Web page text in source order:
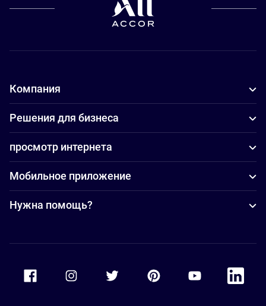
Компания
Решения для бизнеса
просмотр интернета
Мобильное приложение
Нужна помощь?
Accor Facebook Accor TwitterAccor PinterestAccor Youtube
Accor